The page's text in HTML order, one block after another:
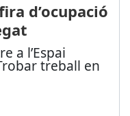
d’ocupació
a l’Espai
treball en